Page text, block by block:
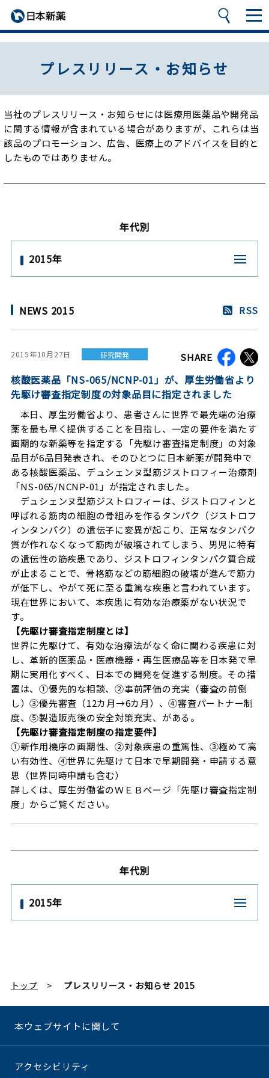
プレスリリース・お知らせ
当社のプレスリリース・お知らせには医療用医薬品や開発品
に関する情報が含まれている場合がありますが、
これらは当
該品のプロモーション、広告、医療上のアドバイスを目的と
したものではありません。
年代別
2015年
NEWS 2015 RSS
2015年10月27日 研究開発 SHARE
核酸医薬品「NS-065/NCNP-01」が、厚生労働省より
先駆け審査指定制度の対象品目に指定されました
本日、厚生労働省より、患者さんに世界で最先端の治療
薬を最も早く提供することを目指し、一定の要件を満たす
画期的な新薬等を指定する「先駆け審査指定制度」の対象
品目が6品目発表され、そのひとつに日本新薬が開発中で
ある核酸医薬品、デュシェンヌ型筋ジストロフィー治療剤
「NS-065/NCNP-01」が指定されました。
デュシェンヌ型筋ジストロフィーは、ジストロフィンと
呼ばれる筋肉の細胞の骨組みを作るタンパク（ジストロフ
ィンタンパク）の遺伝子に変異が起こり、正常なタンパク
質が作れなくなって筋肉が破壊されてしまう、男児に特有
の遺伝性の筋疾患であり、ジストロフィンタンパク質合成
が止まることで、骨格筋などの筋細胞の破壊が進んで筋力
が低下し、やがて死に至る重篤な疾患と言われています。
現在世界において、本疾患に有効な治療薬がない状況で
す。
【先駆け審査指定制度とは】
世界に先駆けて、有効な治療法がなく命に関わる疾患に対
し、革新的医薬品・医療機器・再生医療品等を日本発で早
期に実用化すべく、日本での開発を促進する制度。その措
置は、①優先的な相談、②事前評価の充実（審査の前倒
し）③優先審査（12カ月→6カ月）、④審査パートナー制
度、⑤製造販売後の安全対策充実、がある。
【先駆け審査指定制度の指定要件】
①新作用機序の画期性、②対象疾患の重篤性、③極めて高
い有効性、④世界に先駆けて日本で早期開発・申請する意
思（世界同時申請も含む）
詳しくは、厚生労働省のＷＥＢページ「先駆け審査指定制
度」からご覧ください。
年代別
2015年
トップ プレスリリース・お知らせ 2015
本ウェブサイトに関して
アクセシビリティ